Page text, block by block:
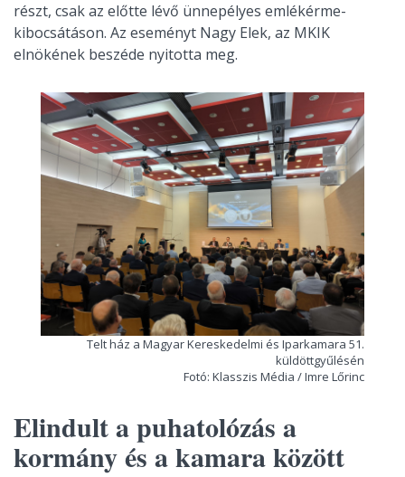
részt, csak az előtte lévő ünnepélyes emlékérme-
kibocsátáson. Az eseményt Nagy Elek, az MKIK
elnökének beszéde nyitotta meg.
Telt ház a Magyar Kereskedelmi és Iparkamara 51.
küldöttgyűlésén
Fotó: Klasszis Média / Imre Lőrinc
Elindult a puhatolózás a
kormány és a kamara között